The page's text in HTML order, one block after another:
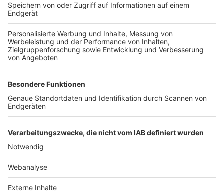
TOP-VEREINE
TOP-PARTNER
Nutzungsbedingungen Datenschutz Impressum